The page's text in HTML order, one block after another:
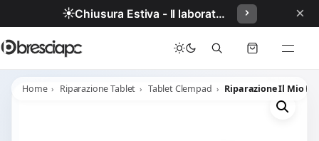
☀️ Chiusura Estiva - Il laboratorio resterà chiuso per ferie dal 29/06/2026 al 05/07/2026 compresi. ×
Home Riparazione Tablet Tablet Clempad Riparazione Il Mio